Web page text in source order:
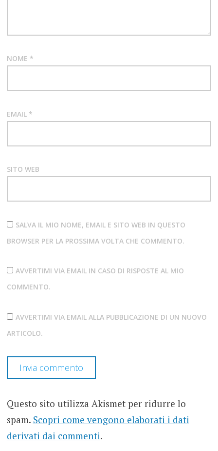
NOME *
EMAIL *
SITO WEB
SALVA IL MIO NOME, EMAIL E SITO WEB IN QUESTO
BROWSER PER LA PROSSIMA VOLTA CHE COMMENTO.
AVVERTIMI VIA EMAIL IN CASO DI RISPOSTE AL MIO
COMMENTO.
AVVERTIMI VIA EMAIL ALLA PUBBLICAZIONE DI UN NUOVO
ARTICOLO.
Questo sito utilizza Akismet per ridurre lo
spam. Scopri come vengono elaborati i dati
derivati dai commenti.